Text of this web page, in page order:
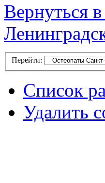
Вернуться
Перейти:
Список
Удалить